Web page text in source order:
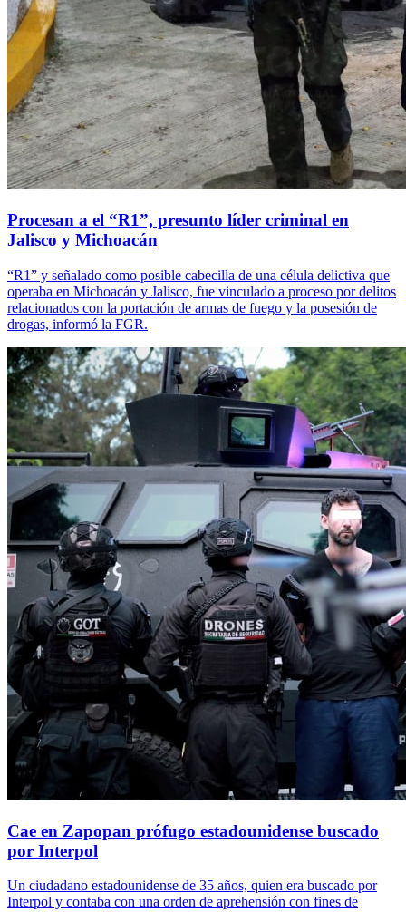
Procesan a el “R1”, presunto líder criminal en
Jalisco y Michoacán
“R1” y señalado como posible cabecilla de una célula delictiva que
operaba en Michoacán y Jalisco, fue vinculado a proceso por delitos
relacionados con la portación de armas de fuego y la posesión de
drogas, informó la FGR.
Cae en Zapopan prófugo estadounidense buscado
por Interpol
Un ciudadano estadounidense de 35 años, quien era buscado por
Interpol y contaba con una orden de aprehensión con fines de